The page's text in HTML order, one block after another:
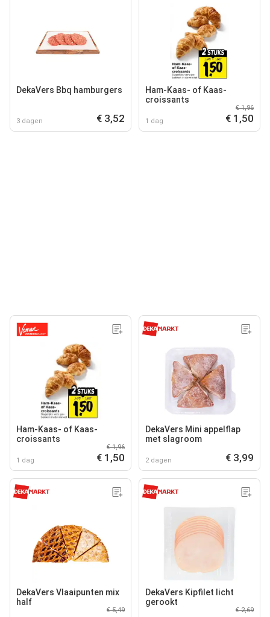
DekaVers Bbq hamburgers
3 dagen € 3,52
Ham-Kaas- of Kaas-
croissants
1 dag
€ 1,96
€ 1,50
Ham-Kaas- of Kaas-
croissants
1 dag
€ 1,96
€ 1,50
DekaVers Mini appelflap
met slagroom
2 dagen € 3,99
DekaVers Vlaaipunten mix
half
€ 5,49
DekaVers Kipfilet licht
gerookt
€ 2,69